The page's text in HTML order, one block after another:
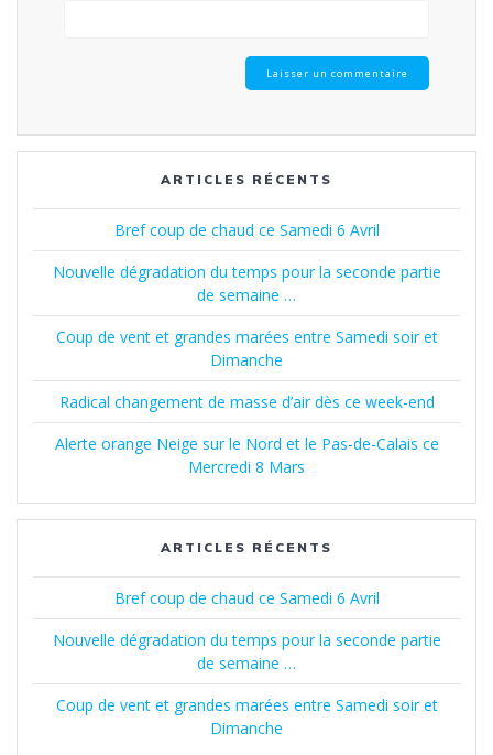
ARTICLES RÉCENTS
Bref coup de chaud ce Samedi 6 Avril
Nouvelle dégradation du temps pour la seconde partie
de semaine …
Coup de vent et grandes marées entre Samedi soir et
Dimanche
Radical changement de masse d’air dès ce week-end
Alerte orange Neige sur le Nord et le Pas-de-Calais ce
Mercredi 8 Mars
ARTICLES RÉCENTS
Bref coup de chaud ce Samedi 6 Avril
Nouvelle dégradation du temps pour la seconde partie
de semaine …
Coup de vent et grandes marées entre Samedi soir et
Dimanche